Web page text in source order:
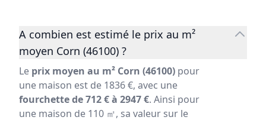
A combien est estimé le prix au m²
moyen Corn (46100) ?
Le prix moyen au m² Corn (46100) pour
une maison est de 1836 €, avec une
fourchette de 712 € à 2947 €. Ainsi pour
une maison de 110 ㎡, sa valeur sur le